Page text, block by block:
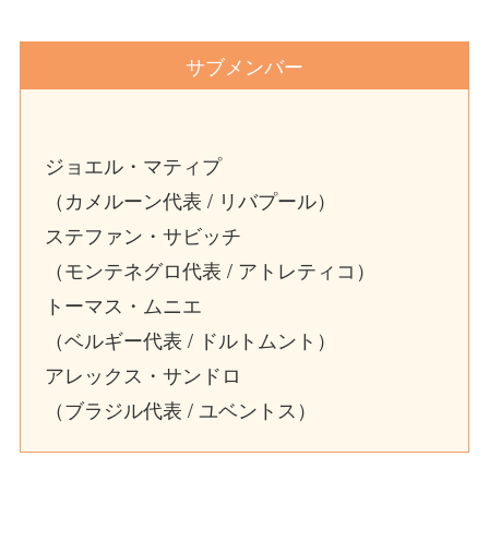
サブメンバー
ジョエル・マティプ
（カメルーン代表 / リバプール）
ステファン・サビッチ
（モンテネグロ代表 / アトレティコ）
トーマス・ムニエ
（ベルギー代表 / ドルトムント）
アレックス・サンドロ
（ブラジル代表 / ユベントス）